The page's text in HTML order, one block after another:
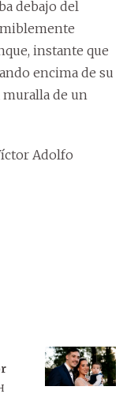
debajo del
instante que
encima de su
muralla de un
Adolfo